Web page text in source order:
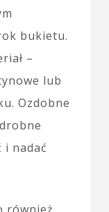
bukietu.
–
lub
Ozdobne
i nadać
również